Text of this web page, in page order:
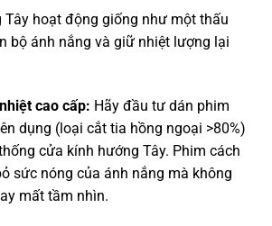
Tây hoạt động giống như một thấu
bộ ánh nắng và giữ nhiệt lượng lại
cao cấp: Hãy đầu tư dán phim
dụng (loại cắt tia hồng ngoại >80%)
cửa kính hướng Tây. Phim cách
sức nóng của ánh nắng mà không
mất tầm nhìn.